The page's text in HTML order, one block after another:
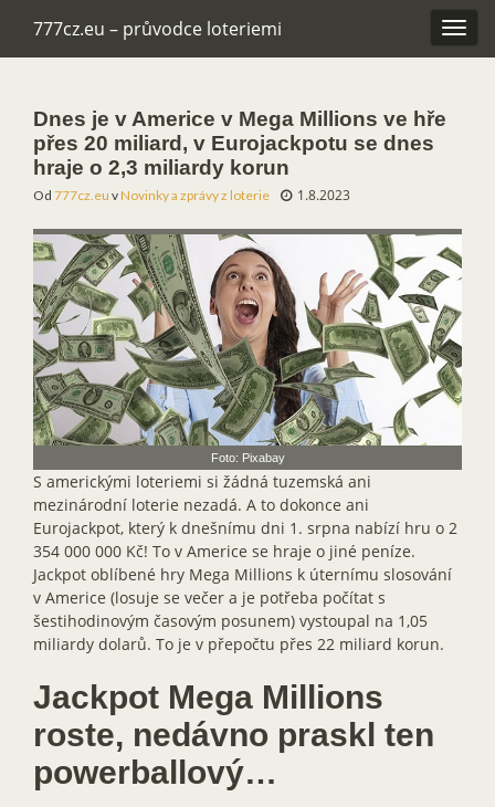
777cz.eu – průvodce loteriemi
Dnes je v Americe v Mega Millions ve hře
přes 20 miliard, v Eurojackpotu se dnes
hraje o 2,3 miliardy korun
Od 777cz.eu vNovinky a zprávy z loterie 1.8.2023
Foto: Pixabay
S americkými loteriemi si žádná tuzemská ani
mezinárodní loterie nezadá. A to dokonce ani
Eurojackpot, který k dnešnímu dni 1. srpna nabízí hru o 2
354 000 000 Kč! To v Americe se hraje o jiné peníze.
Jackpot oblíbené hry Mega Millions k úternímu slosování
v Americe (losuje se večer a je potřeba počítat s
šestihodinovým časovým posunem) vystoupal na 1,05
miliardy dolarů. To je v přepočtu přes 22 miliard korun.
Jackpot Mega Millions
roste, nedávno praskl ten
powerballový…